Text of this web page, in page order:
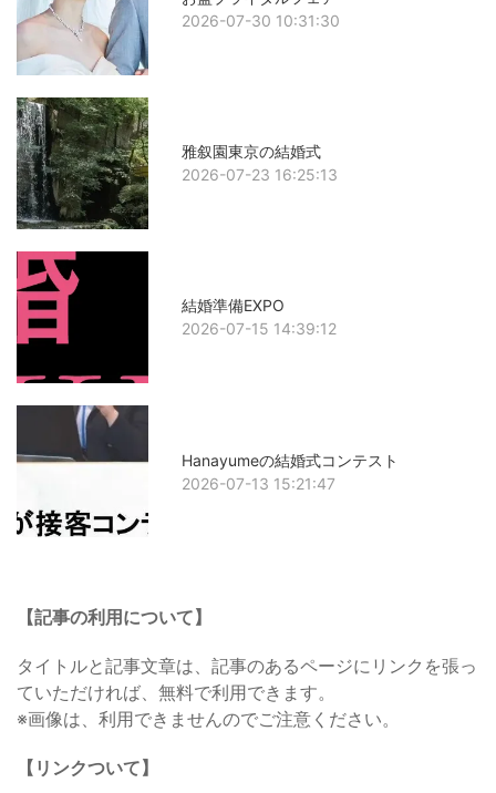
2026-07-30 10:31:30
雅叙園東京の結婚式
2026-07-23 16:25:13
結婚準備EXPO
2026-07-15 14:39:12
Hanayumeの結婚式コンテスト
2026-07-13 15:21:47
【記事の利用について】
タイトルと記事文章は、記事のあるページにリンクを張っ
ていただければ、無料で利用できます。
※画像は、利用できませんのでご注意ください。
【リンクついて】